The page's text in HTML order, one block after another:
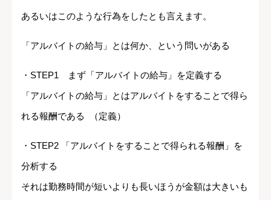
あるいはこのような行為をしたとも言えます。
「アルバイトの給与」とは何か、という問いがある
・STEP1 まず「アルバイトの給与」を定義する
「アルバイトの給与」とはアルバイトをすることで得ら
れる報酬である （定義）
・STEP2 「アルバイトをすることで得られる報酬」を
分析する
それは勤務時間が短いよりも長いほうが金額は大きいも